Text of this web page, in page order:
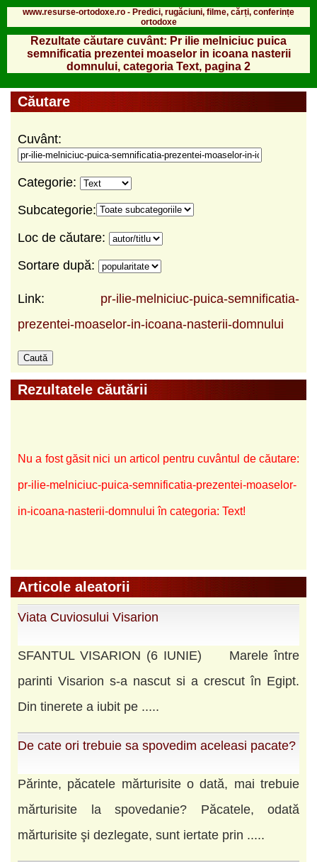
www.resurse-ortodoxe.ro - Predici, rugăciuni, filme, cărți, conferințe
ortodoxe
Rezultate căutare cuvânt: Pr ilie melniciuc puica
semnificatia prezentei moaselor in icoana nasterii
domnului, categoria Text, pagina 2
Căutare
Cuvânt:
Categorie:
Subcategorie:
Loc de căutare:
Sortare după:
Link: pr-ilie-melniciuc-puica-semnificatia-
prezentei-moaselor-in-icoana-nasterii-domnului
Rezultatele căutării
Nu a fost găsit nici un articol pentru cuvântul de căutare:
pr-ilie-melniciuc-puica-semnificatia-prezentei-moaselor-
in-icoana-nasterii-domnului în categoria: Text!
Articole aleatorii
Viata Cuviosului Visarion
SFANTUL VISARION (6 IUNIE) Marele între
parinti Visarion s-a nascut si a crescut în Egipt.
Din tinerete a iubit pe .....
De cate ori trebuie sa spovedim aceleasi pacate?
Părinte, păcatele mărturisite o dată, mai trebuie
mărturisite la spovedanie? Păcatele, odată
mărturisite şi dezlegate, sunt iertate prin .....